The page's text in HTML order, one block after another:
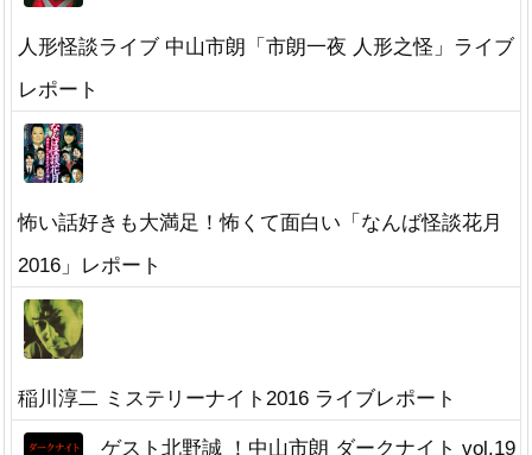
人形怪談ライブ 中山市朗「市朗一夜 人形之怪」ライブ
レポート
怖い話好きも大満足！怖くて面白い「なんば怪談花月
2016」レポート
稲川淳二 ミステリーナイト2016 ライブレポート
ゲスト北野誠 ！中山市朗 ダークナイト vol.19